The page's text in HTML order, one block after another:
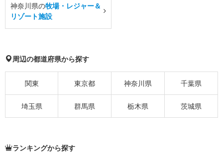
神奈川県の牧場・レジャー＆
リゾート施設
周辺の都道府県から探す
関東 東京都 神奈川県 千葉県
埼玉県 群馬県 栃木県 茨城県
ランキングから探す